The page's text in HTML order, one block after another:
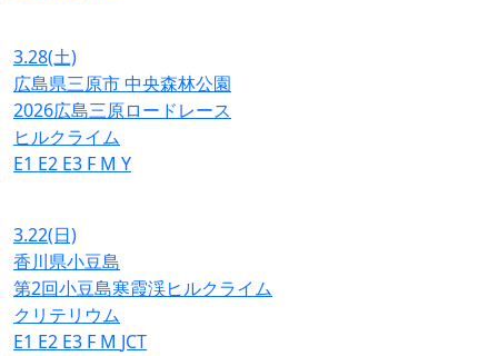
3.28(土)
広島県三原市 中央森林公園
2026広島三原ロードレース
ヒルクライム
E1 E2 E3 F M Y
3.22(日)
香川県小豆島
第2回小豆島寒霞渓ヒルクライム
クリテリウム
E1 E2 E3 F M JCT